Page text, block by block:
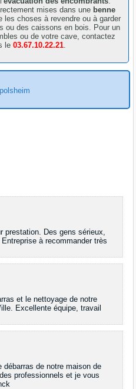
mises dans une benne
les choses à revendre ou à garder
ou des caissons en bois. Pour un
ou de votre cave, contactez
le03.67.10.22.21
Des gens sérieux,
à recommander très
et le nettoyage de notre
Excellente équipe, travail
débarras de notre maison de
professionnels et je vous